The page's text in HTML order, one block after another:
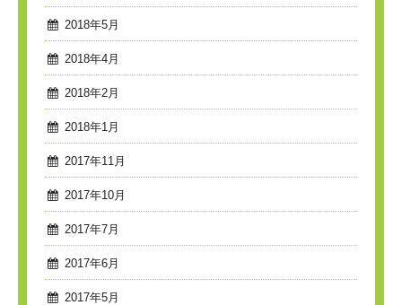
2018年5月
2018年4月
2018年2月
2018年1月
2017年11月
2017年10月
2017年7月
2017年6月
2017年5月